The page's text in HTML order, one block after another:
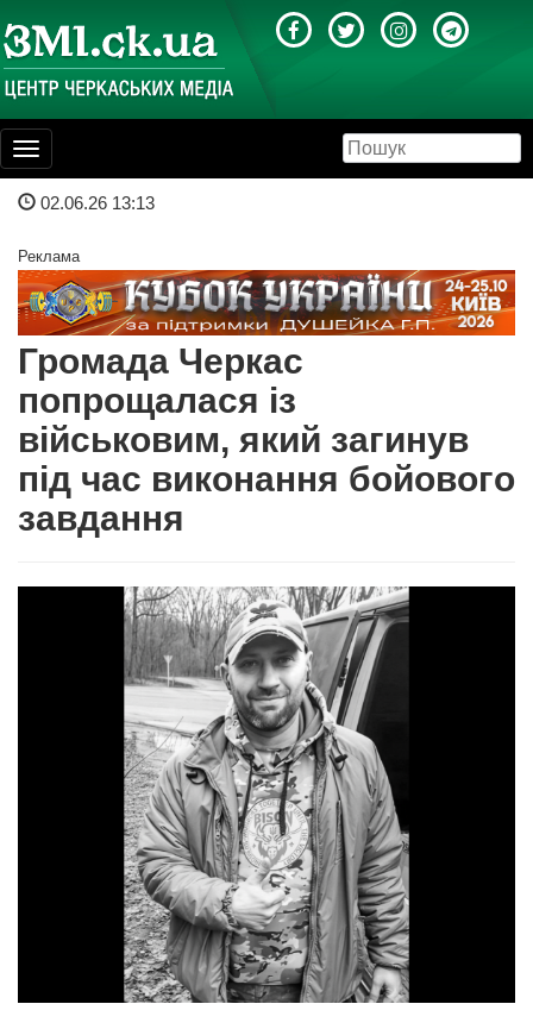
Toggle
navigation
02.06.26 13:13
Реклама
Громада Черкас
попрощалася із
військовим, який загинув
під час виконання бойового
завдання